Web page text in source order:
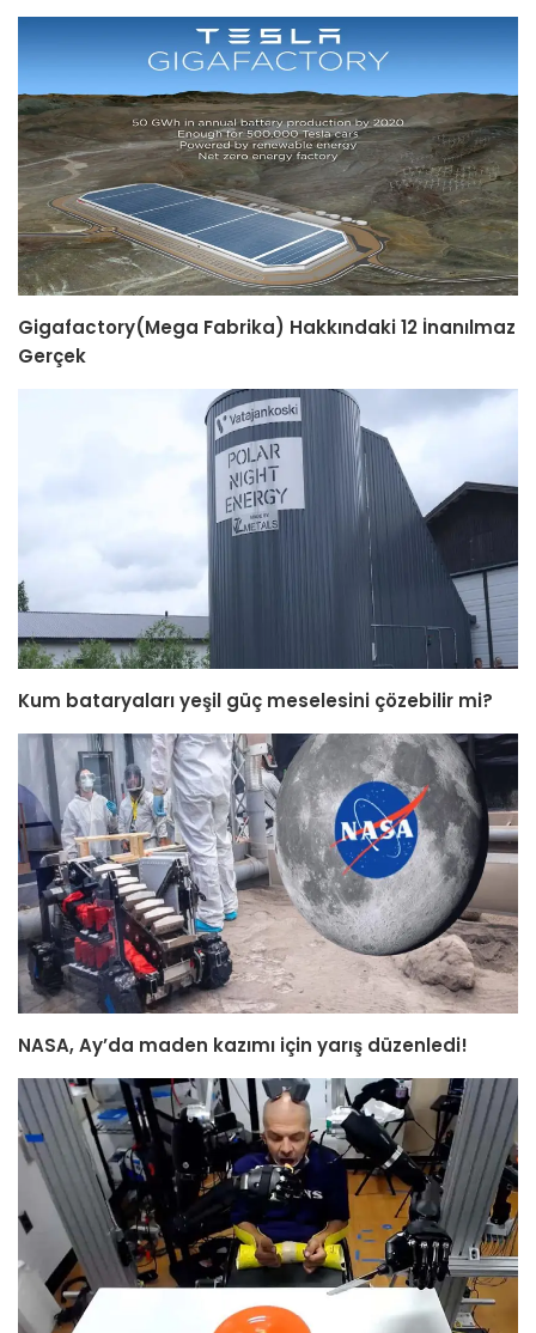
Gigafactory(Mega Fabrika) Hakkındaki 12 İnanılmaz
Gerçek
Kum bataryaları yeşil güç meselesini çözebilir mi?
NASA, Ay’da maden kazımı için yarış düzenledi!